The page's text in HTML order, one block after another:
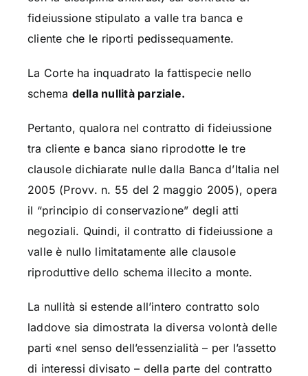
fideiussione stipulato a valle tra banca e
cliente che le riporti pedissequamente.
La Corte ha inquadrato la fattispecie nello
schema della nullità parziale.
Pertanto, qualora nel contratto di fideiussione
tra cliente e banca siano riprodotte le tre
clausole dichiarate nulle dalla Banca d’Italia nel
2005 (Provv. n. 55 del 2 maggio 2005), opera
il “principio di conservazione” degli atti
negoziali. Quindi, il contratto di fideiussione a
valle è nullo limitatamente alle clausole
riproduttive dello schema illecito a monte.
La nullità si estende all’intero contratto solo
laddove sia dimostrata la diversa volontà delle
parti «nel senso dell’essenzialità – per l’assetto
di interessi divisato – della parte del contratto